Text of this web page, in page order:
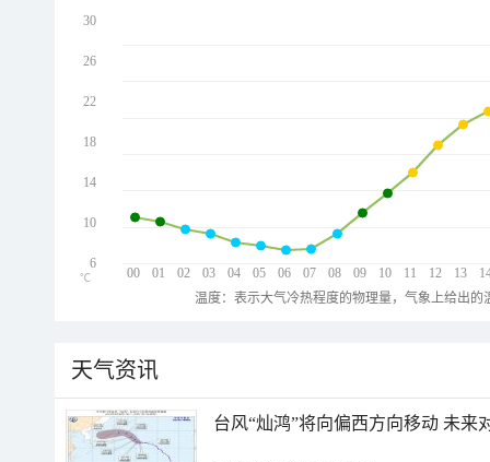
00 01 02 03 04 05 06 07 08 09 10 11 12 13
30
26
22
18
14
10
6
℃
温度：表示大气冷热程度的物理量，气象上给出
天气资讯
台风“灿鸿”将向偏西方向移动 未来